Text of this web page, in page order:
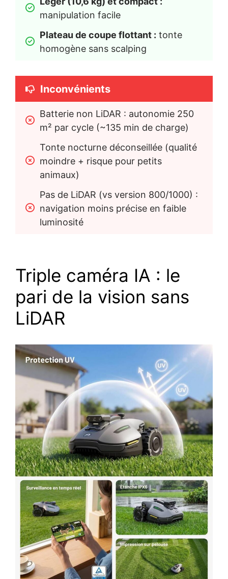
manipulation facile
Plateau de coupe flottant : tonte
homogène sans scalping
Inconvénients
Batterie non LiDAR : autonomie 250
m² par cycle (~135 min de charge)
Tonte nocturne déconseillée (qualité
moindre + risque pour petits
animaux)
Pas de LiDAR (vs version 800/1000) :
navigation moins précise en faible
luminosité
Triple caméra IA : le
pari de la vision sans
LiDAR